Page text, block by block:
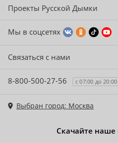
Проекты Русской Дымки
Мы в соцсетях
Связаться с нами
8-800-500-27-56 с 07:00 до 20:00
Выбран город: Москва
Скачайте